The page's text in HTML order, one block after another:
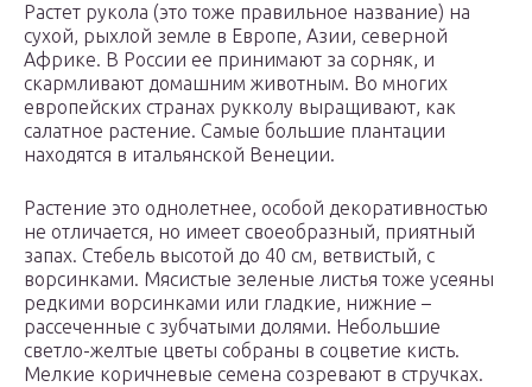
Растет рукола (это тоже правильное название) на
сухой, рыхлой земле в Европе, Азии, северной
Африке. В России ее принимают за сорняк, и
скармливают домашним животным. Во многих
европейских странах рукколу выращивают, как
салатное растение. Самые большие плантации
находятся в итальянской Венеции.
Растение это однолетнее, особой декоративностью
не отличается, но имеет своеобразный, приятный
запах. Стебель высотой до 40 см, ветвистый, с
ворсинками. Мясистые зеленые листья тоже усеяны
редкими ворсинками или гладкие, нижние –
рассеченные с зубчатыми долями. Небольшие
светло-желтые цветы собраны в соцветие кисть.
Мелкие коричневые семена созревают в стручках.